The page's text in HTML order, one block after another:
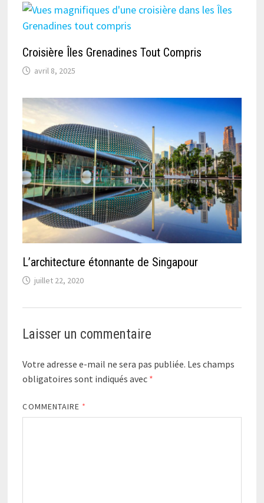
Croisière Îles Grenadines Tout Compris
avril 8, 2025
L’architecture étonnante de Singapour
juillet 22, 2020
Laisser un commentaire
Votre adresse e-mail ne sera pas publiée. Les champs
obligatoires sont indiqués avec *
COMMENTAIRE *